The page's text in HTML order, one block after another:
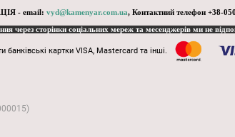
- email: vyd@kamenyar.com.ua, Контактний телефон +38-
через сторінки соціальних мереж та месенджерів ми не
банківські картки VISA, Mastercard та інші.
)